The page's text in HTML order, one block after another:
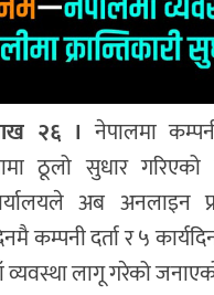
२६ । नेपालमा
ठूलो सुधार
अब अनलाइन
कम्पनी दर्ता र ५
व्यवस्था लागू गरेको